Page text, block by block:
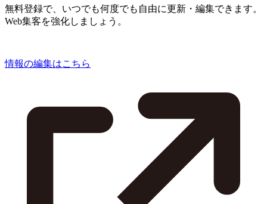
無料登録で、いつでも何度でも自由に更新・編集できます。
Web集客を強化しましょう。
情報の編集はこちら